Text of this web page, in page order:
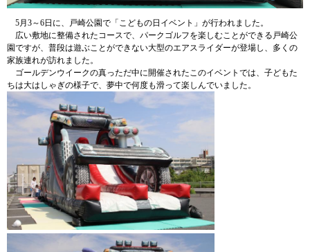
5月3～6日に、戸崎公園で「こどもの日イベント」が行われました。
広い敷地に整備されたコースで、パークゴルフを楽しむことができる戸崎公
園ですが、普段は遊ぶことができない大型のエアスライダーが登場し、多くの
家族連れが訪れました。
ゴールデンウイークの真っただ中に開催されたこのイベントでは、子どもた
ちは大はしゃぎの様子で、夢中で何度も滑って楽しんでいました。